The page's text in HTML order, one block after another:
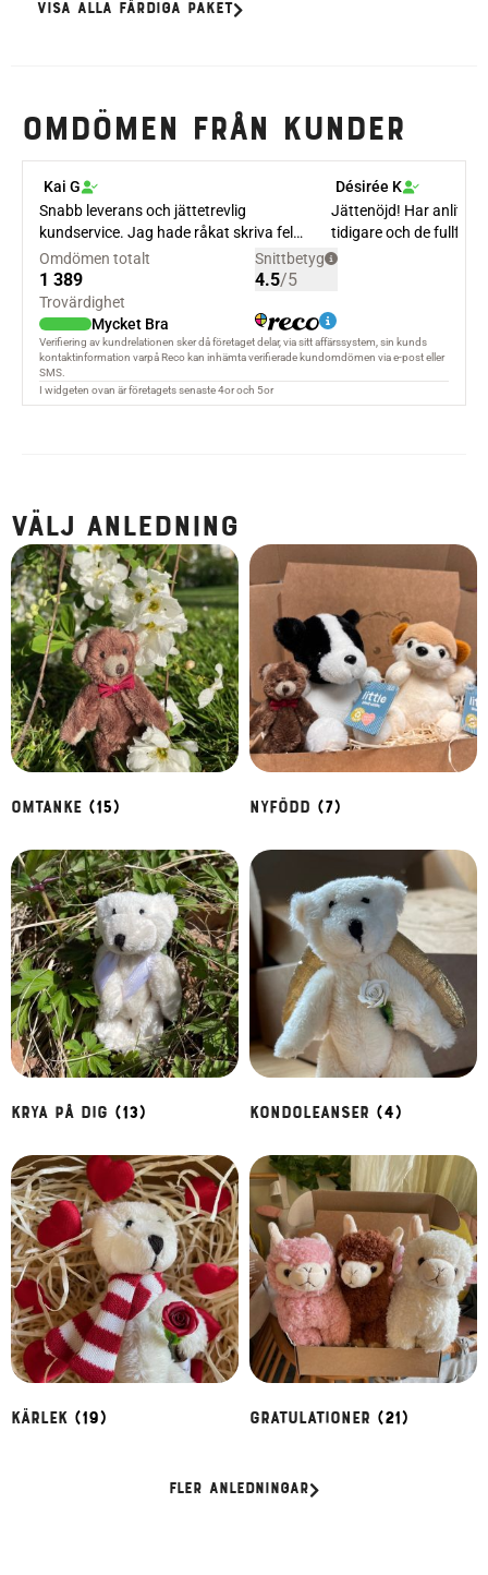
Visa alla färdiga paket
Omdömen från kunder
Välj anledning
Omtanke (15) Nyfödd (7)
Krya på dig (13) Kondoleanser (4)
Kärlek (19) Gratulationer (21)
Fler anledningar